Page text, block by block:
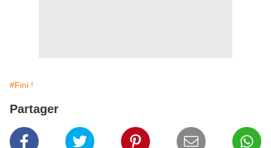
#Fini !
Partager